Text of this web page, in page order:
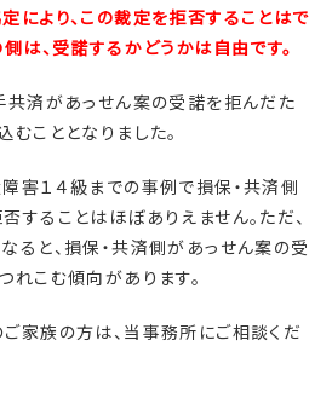
により、この裁定を拒否することはで
は、受諾するかどうかは自由です。
共済があっせん案の受諾を拒んだた
こととなりました。
害１４級までの事例で損保・共済側
することはほぼありえません。ただ、
ると、損保・共済側があっせん案の受
れこむ傾向があります。
家族の方は、当事務所にご相談くだ